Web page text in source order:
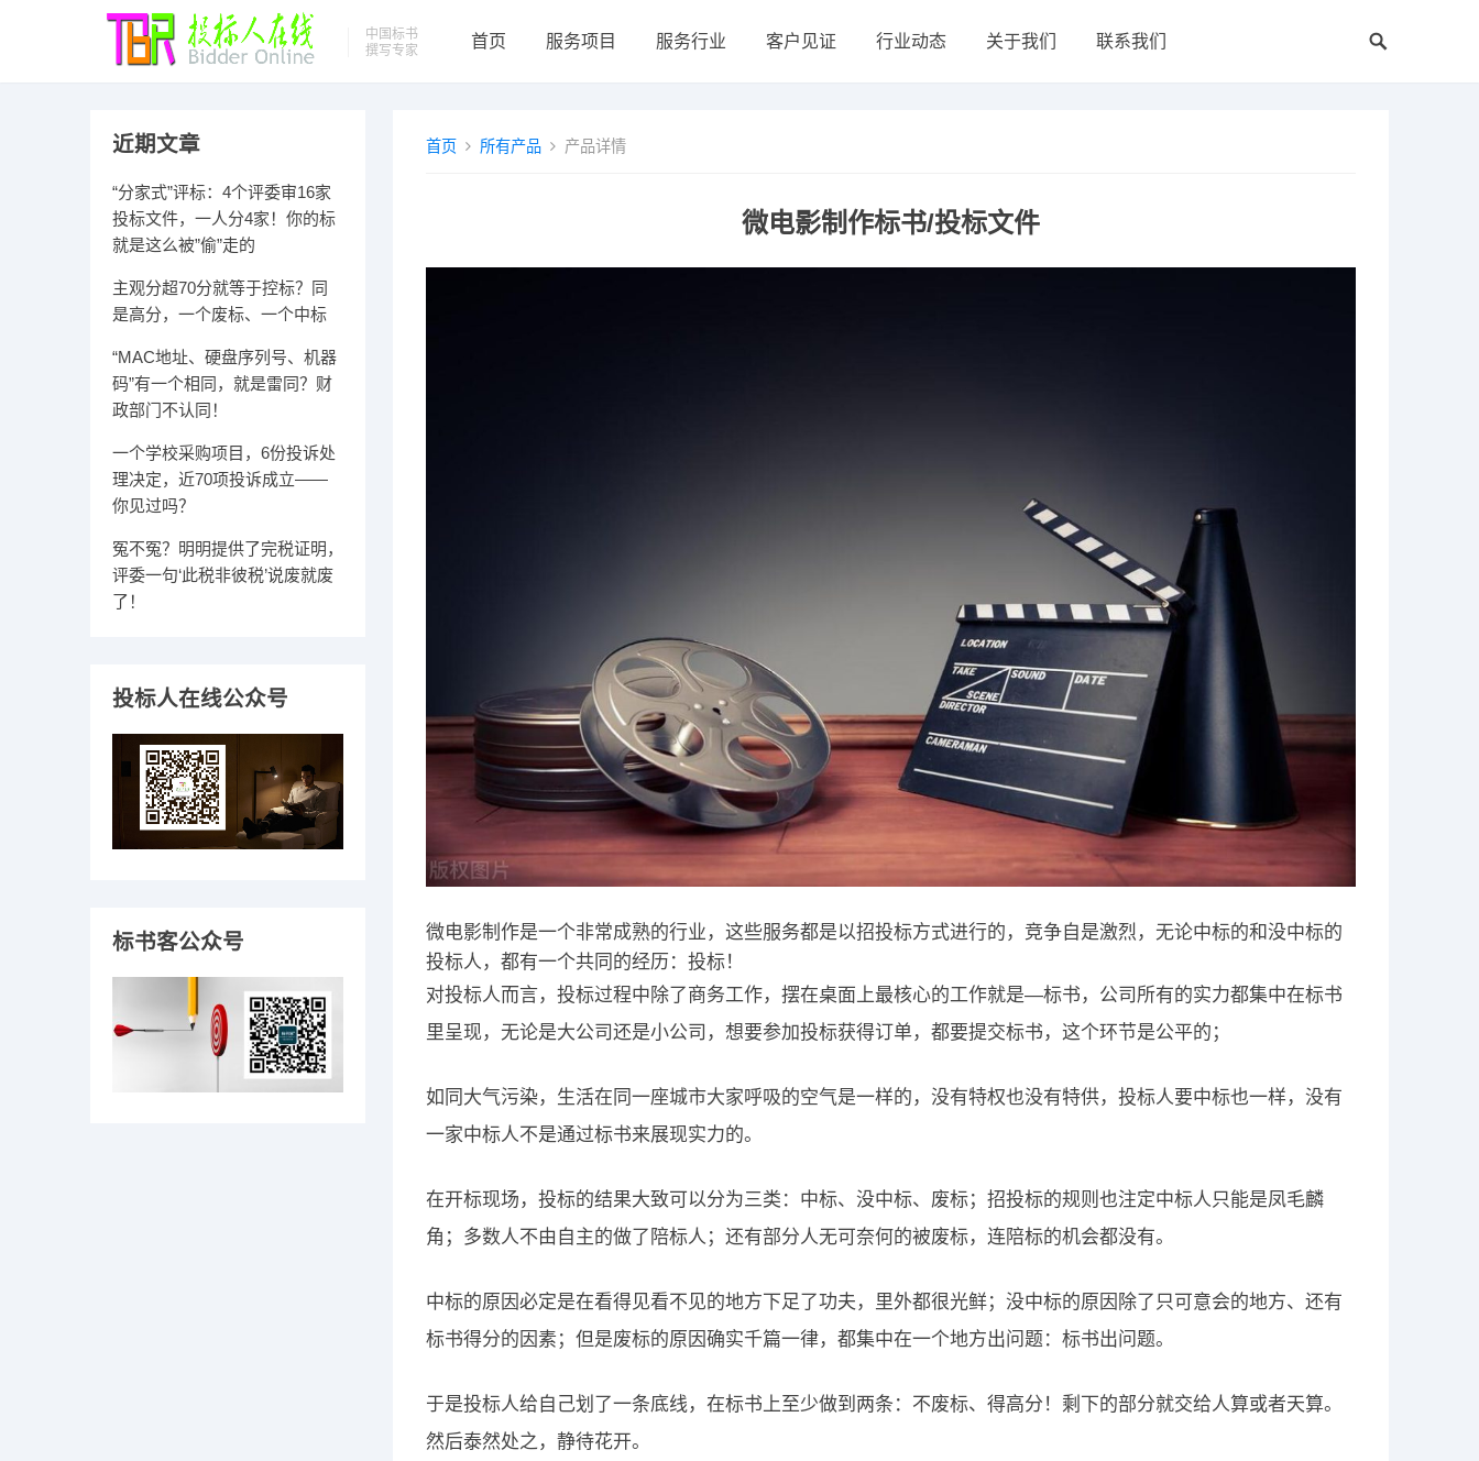
中国标书
撰写专家
首页 服务项目 服务行业 客户见证 行业动态 关于我们 联系我们
首页 所有产品 产品详情
微电影制作标书/投标文件
微电影制作是一个非常成熟的行业，这些服务都是以招投标方式进行的，竞争自是激烈，无论中标的和没中标的
投标人，都有一个共同的经历：投标！
对投标人而言，投标过程中除了商务工作，摆在桌面上最核心的工作就是—标书，公司所有的实力都集中在标书
里呈现，无论是大公司还是小公司，想要参加投标获得订单，都要提交标书，这个环节是公平的；
如同大气污染，生活在同一座城市大家呼吸的空气是一样的，没有特权也没有特供，投标人要中标也一样，没有
一家中标人不是通过标书来展现实力的。
在开标现场，投标的结果大致可以分为三类：中标、没中标、废标；招投标的规则也注定中标人只能是凤毛麟
角；多数人不由自主的做了陪标人；还有部分人无可奈何的被废标，连陪标的机会都没有。
中标的原因必定是在看得见看不见的地方下足了功夫，里外都很光鲜；没中标的原因除了只可意会的地方、还有
标书得分的因素；但是废标的原因确实千篇一律，都集中在一个地方出问题：标书出问题。
于是投标人给自己划了一条底线，在标书上至少做到两条：不废标、得高分！剩下的部分就交给人算或者天算。
然后泰然处之，静待花开。
近期文章
“分家式”评标：4个评委审16家
投标文件，一人分4家！你的标
就是这么被”偷”走的
主观分超70分就等于控标？同
是高分，一个废标、一个中标
“MAC地址、硬盘序列号、机器
码”有一个相同，就是雷同？财
政部门不认同！
一个学校采购项目，6份投诉处
理决定，近70项投诉成立——
你见过吗？
冤不冤？明明提供了完税证明，
评委一句‘此税非彼税’说废就废
了！
投标人在线公众号
标书客公众号